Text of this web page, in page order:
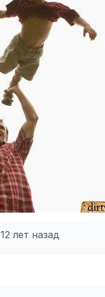
12 лет назад